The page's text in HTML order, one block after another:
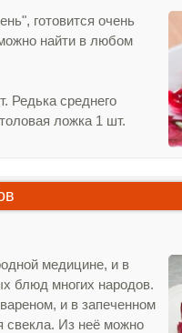
готовится очень
найти в любом
Редька среднего
ложка 1 шт.
медицине, и в
блюд многих народов.
и в запеченном
свекла. Из неё можно